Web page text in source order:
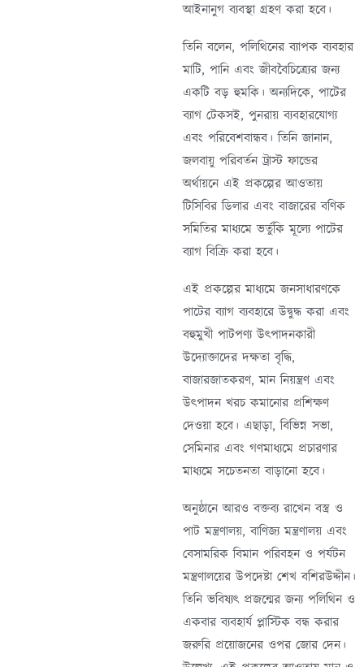
আইনানুগ ব্যবস্থা গ্রহণ করা হবে।
তিনি বলেন, পলিথিনের ব্যাপক ব্যবহার
মাটি, পানি এবং জীববৈচিত্র্যের জন্য
একটি বড় হুমকি। অন্যদিকে, পাটের
ব্যাগ টেকসই, পুনরায় ব্যবহারযোগ্য
এবং পরিবেশবান্ধব। তিনি জানান,
জলবায়ু পরিবর্তন ট্রাস্ট ফান্ডের
অর্থায়নে এই প্রকল্পের আওতায়
টিসিবির ডিলার এবং বাজারের বণিক
সমিতির মাধ্যমে ভর্তুকি মূল্যে পাটের
ব্যাগ বিক্রি করা হবে।
এই প্রকল্পের মাধ্যমে জনসাধারণকে
পাটের ব্যাগ ব্যবহারে উদ্বুদ্ধ করা এবং
বহুমুখী পাটপণ্য উৎপাদনকারী
উদ্যোক্তাদের দক্ষতা বৃদ্ধি,
বাজারজাতকরণ, মান নিয়ন্ত্রণ এবং
উৎপাদন খরচ কমানোর প্রশিক্ষণ
দেওয়া হবে। এছাড়া, বিভিন্ন সভা,
সেমিনার এবং গণমাধ্যমে প্রচারণার
মাধ্যমে সচেতনতা বাড়ানো হবে।
অনুষ্ঠানে আরও বক্তব্য রাখেন বস্ত্র ও
পাট মন্ত্রণালয়, বাণিজ্য মন্ত্রণালয় এবং
বেসামরিক বিমান পরিবহন ও পর্যটন
মন্ত্রণালয়ের উপদেষ্টা শেখ বশিরউদ্দীন।
তিনি ভবিষ্যৎ প্রজন্মের জন্য পলিথিন ও
একবার ব্যবহার্য প্লাস্টিক বন্ধ করার
জরুরি প্রয়োজনের ওপর জোর দেন।